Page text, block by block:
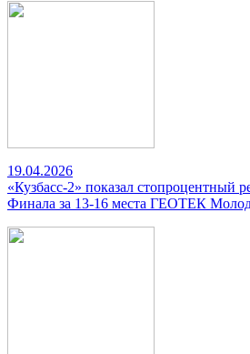
19.04.2026
«Кузбасс-2» показал стопроцентный
Финала за 13-16 места ГЕОТЕК